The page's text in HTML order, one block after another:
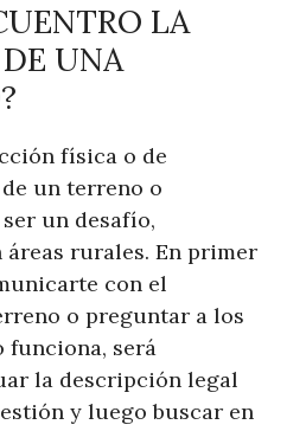
LA
UNA
física o de
un terreno o
un desafío,
áreas rurales. En primer
con el
o preguntar a los
funciona, será
la descripción legal
y luego buscar en